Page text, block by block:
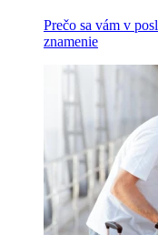
Prečo sa vám v
znamenie